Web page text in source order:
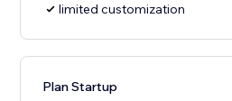
limited customization
Plan Startup